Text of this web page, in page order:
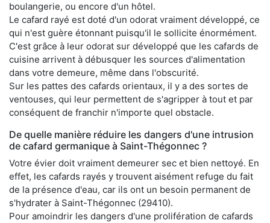
boulangerie, ou encore d'un hôtel.
Le cafard rayé est doté d'un odorat vraiment développé, ce
qui n'est guère étonnant puisqu'il le sollicite énormément.
C'est grâce à leur odorat sur développé que les cafards de
cuisine arrivent à débusquer les sources d'alimentation
dans votre demeure, même dans l'obscurité.
Sur les pattes des cafards orientaux, il y a des sortes de
ventouses, qui leur permettent de s'agripper à tout et par
conséquent de franchir n'importe quel obstacle.
De quelle manière réduire les dangers d'une intrusion
de cafard germanique à Saint-Thégonnec ?
Votre évier doit vraiment demeurer sec et bien nettoyé. En
effet, les cafards rayés y trouvent aisément refuge du fait
de la présence d'eau, car ils ont un besoin permanent de
s'hydrater à Saint-Thégonnec (29410).
Pour amoindrir les dangers d'une prolifération de cafards